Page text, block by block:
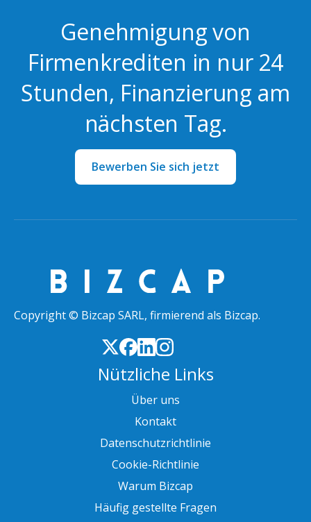
Genehmigung von
Firmenkrediten in nur 24
Stunden, Finanzierung am
nächsten Tag.
Bewerben Sie sich jetzt
Copyright © Bizcap SARL, firmierend als Bizcap.
Nützliche Links
Über uns
Kontakt
Datenschutzrichtlinie
Cookie-Richtlinie
Warum Bizcap
Häufig gestellte Fragen